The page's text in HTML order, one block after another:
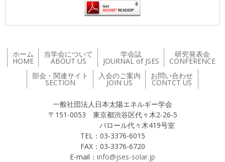
ホーム
HOME
当学会について
ABOUT US
学会誌
JOURNAL of JSES
研究発表会
CONFERENCE
部会・関連サイト
SECTION
入会のご案内
JOIN US
お問い合わせ
CONTCT US
一般社団法人日本太陽エネルギー学会
〒151-0053 東京都渋谷区代々木2-26-5
バロール代々木419号室
TEL：03-3376-6015
FAX：03-3376-6720
E-mail： info@jses-solar.jp